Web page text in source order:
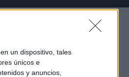
un dispositivo, tales
únicos e
y anuncios,